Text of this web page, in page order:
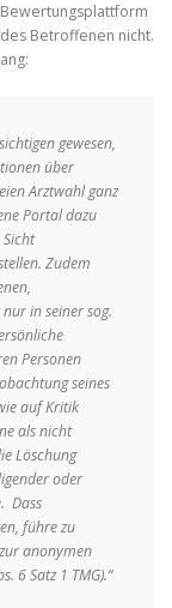
Betroffenen nicht.
gewesen,
über
Arztwahl ganz
Portal dazu
Zudem
in seiner sog.
Personen
seines
auf Kritik
als nicht
Löschung
oder
Dass
führe zu
anonymen
6 Satz 1 TMG).“